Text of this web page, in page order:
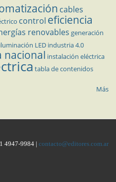
cables
control eficiencia
renovables generación
iluminación LED industria 4.0
nacional instalación eléctrica
tabla de contenidos
Más
4947-9984 | contacto@editores.com.ar